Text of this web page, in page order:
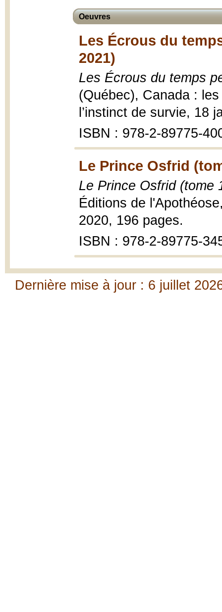
Oeuvres
Les Écrous du
2021)
Les Écrous du temps
(Québec), Canada :
l’instinct de survie, 18
ISBN : 978-2-89775-
Le Prince Osfrid
Le Prince Osfrid (tome
Éditions de
2020, 196 pages.
ISBN : 978-2-89775-
Dernière mise à jour : 6 juillet